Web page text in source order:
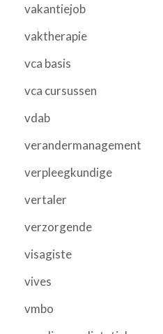
vakantiejob
vaktherapie
vca basis
vca cursussen
vdab
verandermanagement
verpleegkundige
vertaler
verzorgende
visagiste
vives
vmbo